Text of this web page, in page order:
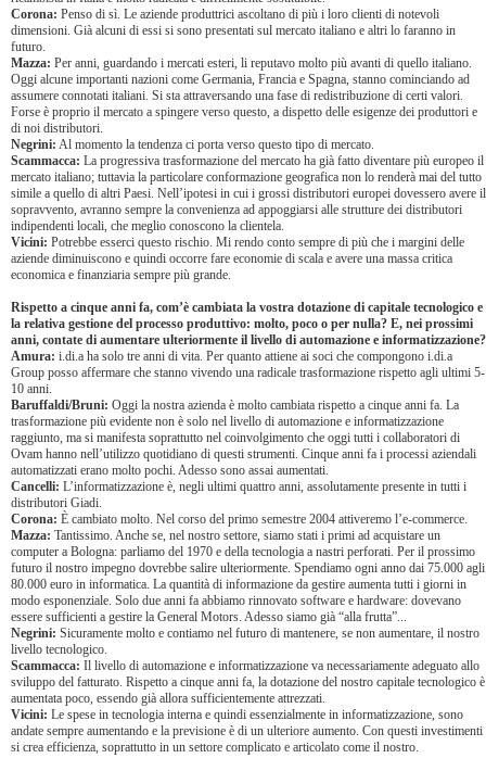
Corona: Penso di sì. Le aziende produttrici ascoltano di più i loro clienti di notevoli
dimensioni. Già alcuni di essi si sono presentati sul mercato italiano e altri lo faranno in
futuro.
Mazza: Per anni, guardando i mercati esteri, li reputavo molto più avanti di quello italiano.
Oggi alcune importanti nazioni come Germania, Francia e Spagna, stanno cominciando ad
assumere connotati italiani. Si sta attraversando una fase di redistribuzione di certi valori.
Forse è proprio il mercato a spingere verso questo, a dispetto delle esigenze dei produttori e
di noi distributori.
Negrini: Al momento la tendenza ci porta verso questo tipo di mercato.
Scammacca: La progressiva trasformazione del mercato ha già fatto diventare più europeo il
mercato italiano; tuttavia la particolare conformazione geografica non lo renderà mai del tutto
simile a quello di altri Paesi. Nell’ipotesi in cui i grossi distributori europei dovessero avere il
sopravvento, avranno sempre la convenienza ad appoggiarsi alle strutture dei distributori
indipendenti locali, che meglio conoscono la clientela.
Vicini: Potrebbe esserci questo rischio. Mi rendo conto sempre di più che i margini delle
aziende diminuiscono e quindi occorre fare economie di scala e avere una massa critica
economica e finanziaria sempre più grande.
Rispetto a cinque anni fa, com’è cambiata la vostra dotazione di capitale tecnologico e
la relativa gestione del processo produttivo: molto, poco o per nulla? E, nei prossimi
anni, contate di aumentare ulteriormente il livello di automazione e informatizzazione?
Amura: i.di.a ha solo tre anni di vita. Per quanto attiene ai soci che compongono i.di.a
Group posso affermare che stanno vivendo una radicale trasformazione rispetto agli ultimi 5-
10 anni.
Baruffaldi/Bruni: Oggi la nostra azienda è molto cambiata rispetto a cinque anni fa. La
trasformazione più evidente non è solo nel livello di automazione e informatizzazione
raggiunto, ma si manifesta soprattutto nel coinvolgimento che oggi tutti i collaboratori di
Ovam hanno nell’utilizzo quotidiano di questi strumenti. Cinque anni fa i processi aziendali
automatizzati erano molto pochi. Adesso sono assai aumentati.
Cancelli: L’informatizzazione è, negli ultimi quattro anni, assolutamente presente in tutti i
distributori Giadi.
Corona: È cambiato molto. Nel corso del primo semestre 2004 attiveremo l’e-commerce.
Mazza: Tantissimo. Anche se, nel nostro settore, siamo stati i primi ad acquistare un
computer a Bologna: parliamo del 1970 e della tecnologia a nastri perforati. Per il prossimo
futuro il nostro impegno dovrebbe salire ulteriormente. Spendiamo ogni anno dai 75.000 agli
80.000 euro in informatica. La quantità di informazione da gestire aumenta tutti i giorni in
modo esponenziale. Solo due anni fa abbiamo rinnovato software e hardware: dovevano
essere sufficienti a gestire la General Motors. Adesso siamo già “alla frutta”...
Negrini: Sicuramente molto e contiamo nel futuro di mantenere, se non aumentare, il nostro
livello tecnologico.
Scammacca: Il livello di automazione e informatizzazione va necessariamente adeguato allo
sviluppo del fatturato. Rispetto a cinque anni fa, la dotazione del nostro capitale tecnologico è
aumentata poco, essendo già allora sufficientemente attrezzati.
Vicini: Le spese in tecnologia interna e quindi essenzialmente in informatizzazione, sono
andate sempre aumentando e la previsione è di un ulteriore aumento. Con questi investimenti
si crea efficienza, soprattutto in un settore complicato e articolato come il nostro.